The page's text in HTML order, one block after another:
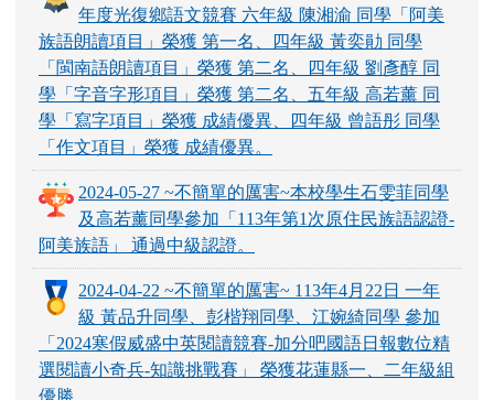
年度光復鄉語文競賽 六年級 陳湘渝 同學「阿美
族語朗讀項目」榮獲 第一名、四年級 黃奕勛 同學
「閩南語朗讀項目」榮獲 第二名、四年級 劉彥醇 同
學「字音字形項目」榮獲 第二名、五年級 高若薰 同
學「寫字項目」榮獲 成績優異、四年級 曾語彤 同學
「作文項目」榮獲 成績優異。
2024-05-27 ~不簡單的厲害~本校學生石雯菲同學
及高若薰同學參加「113年第1次原住民族語認證-
阿美族語」 通過中級認證。
2024-04-22 ~不簡單的厲害~ 113年4月22日 一年
級 黃品升同學、彭楷翔同學、江婉綺同學 參加
「2024寒假威盛中英閱讀競賽-加分吧國語日報數位精
選閱讀小奇兵-知識挑戰賽」 榮獲花蓮縣一、二年級組